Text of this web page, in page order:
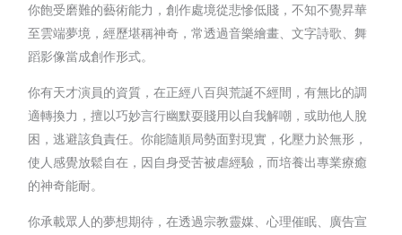
你飽受磨難的藝術能力，創作處境從悲慘低賤，不知不覺昇華
至雲端夢境，經歷堪稱神奇，常透過音樂繪畫、文字詩歌、舞
蹈影像當成創作形式。
你有天才演員的資質，在正經八百與荒誕不經間，有無比的調
適轉換力，擅以巧妙言行幽默耍賤用以自我解嘲，或助他人脫
困，逃避該負責任。你能隨順局勢面對現實，化壓力於無形，
使人感覺放鬆自在，因自身受苦被虐經驗，而培養出專業療癒
的神奇能耐。
你承載眾人的夢想期待，在透過宗教靈媒、心理催眠、廣告宣